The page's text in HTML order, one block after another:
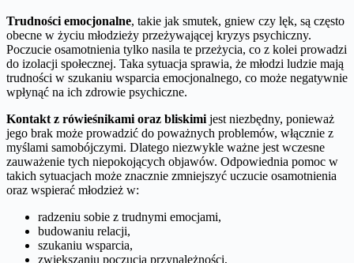
Trudności emocjonalne, takie jak smutek, gniew czy lęk, są często
obecne w życiu młodzieży przeżywającej kryzys psychiczny.
Poczucie osamotnienia tylko nasila te przeżycia, co z kolei prowadzi
do izolacji społecznej. Taka sytuacja sprawia, że młodzi ludzie mają
trudności w szukaniu wsparcia emocjonalnego, co może negatywnie
wpłynąć na ich zdrowie psychiczne.
Kontakt z rówieśnikami oraz bliskimi jest niezbędny, ponieważ
jego brak może prowadzić do poważnych problemów, włącznie z
myślami samobójczymi. Dlatego niezwykle ważne jest wczesne
zauważenie tych niepokojących objawów. Odpowiednia pomoc w
takich sytuacjach może znacznie zmniejszyć uczucie osamotnienia
oraz wspierać młodzież w:
radzeniu sobie z trudnymi emocjami,
budowaniu relacji,
szukaniu wsparcia,
zwiększaniu poczucia przynależności,